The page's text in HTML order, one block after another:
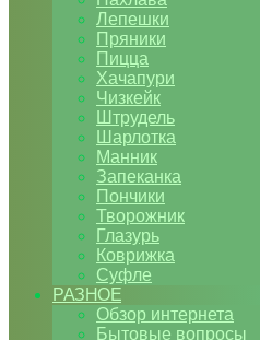
Лепешки
Пряники
Пицца
Хачапури
Чизкейк
Штрудель
Шарлотка
Манник
Запеканка
Пончики
Творожник
Глазурь
Коврижка
Суфле
РАЗНОЕ
Обзор интернета
Бытовые вопросы